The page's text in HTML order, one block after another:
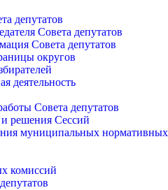
депутатов
Совета депутатов
Совета депутатов
округов
деятельность
Совета депутатов
решения Сессий
муниципальных нормативных
комиссий